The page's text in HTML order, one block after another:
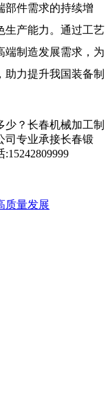
部件需求的持续增
生产能力。通过工艺
端制造发展需求，为
力提升我国装备制
？长春机械加工制
司专业承接长春锻
质量发展